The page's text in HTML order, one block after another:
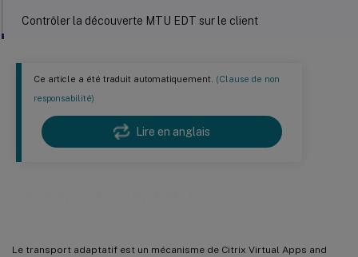
Ce article a été traduit automatiquement. (Clause de non
responsabilité)
Lire en anglais
Le transport adaptatif est un mécanisme de Citrix Virtual Apps and
Contrôler la découverte MTU EDT sur le client